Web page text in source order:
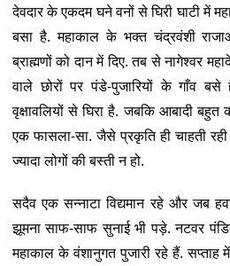
देवदार के एकदम घने वनों से घिरी घाटी में
बसा है. महाकाल के भक्त चंद्रवंशी
ब्राह्मणों को दान में दिए. तब से नागेश्वर
वाले छोरों पर पंडे-पुजारियों के गाँव बसे
वृक्षावलियों से घिरा है. जबकि आबादी
एक फासला-सा. जैसे प्रकृति ही चाहती
ज्यादा लोगों की बस्ती न हो.
सदैव एक सन्नाटा विद्यमान रहे और जब
झूमना साफ-साफ सुनाई भी पड़े. नटवर
महाकाल के वंशानुगत पुजारी रहे हैं. सप्ताह